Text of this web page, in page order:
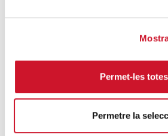
Permet-les totes
Permetre la
Hacerse compañía la una a
hermandad
SIGUE LEYENDO